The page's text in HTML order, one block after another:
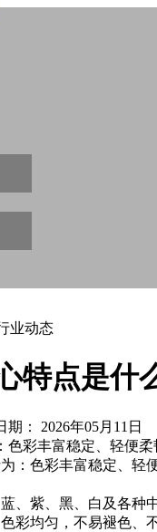
业动态
特点是什
： 2026年05月11日
彩丰富稳定、轻便
色彩丰富稳定、轻
紫、黑、白及各种
均匀，不易褪色、不